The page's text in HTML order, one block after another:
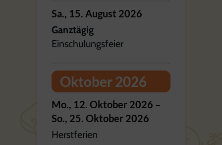
Sa., 15. August 2026
Ganztägig
Einschulungsfeier
Oktober 2026
Mo., 12. Oktober 2026 –
So., 25. Oktober 2026
Herstferien